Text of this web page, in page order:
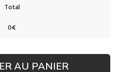
AU PANIER